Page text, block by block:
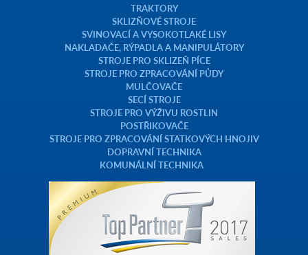
TRAKTORY
SKLIZŇOVÉ STROJE
SVINOVACÍ A VYSOKOTLAKÉ LISY
NAKLADAČE, RÝPADLA A MANIPULÁTORY
STROJE PRO SKLIZEŇ PÍCE
STROJE PRO ZPRACOVÁNÍ PŮDY
MULČOVAČE
SECÍ STROJE
STROJE PRO VÝŽIVU ROSTLIN
POSTŘIKOVAČE
STROJE PRO ZPRACOVÁNÍ STATKOVÝCH HNOJIV
DOPRAVNÍ TECHNIKA
KOMUNÁLNÍ TECHNIKA